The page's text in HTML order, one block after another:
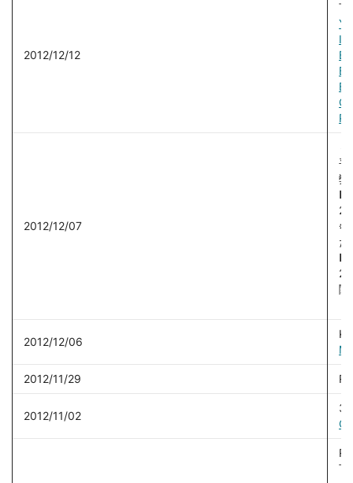
2012/12/12
下
2012/12/07
平
弊
■
※
た
■
関
2012/12/06
2012/11/29
2012/11/02
C-
下